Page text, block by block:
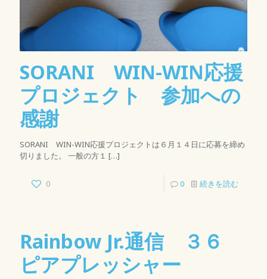
SORANI WIN-WIN応援
プロジェクト 参加への
感謝
SORANI WIN-WIN応援プロジェクトは６月１４日に応募を締め
切りました。 一般の方１ […]
0 0 続きを読む
Rainbow Jr.通信 ３６
ピアプレッシャー